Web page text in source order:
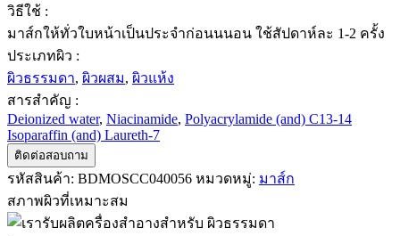
วิธีใช้ :
มาส์กให้ทั่วใบหน้าเป็นประจำก่อนนนอน ใช้สัปดาห์ละ 1-2 ครั้ง
ประเภทผิว :
ผิวธรรมดา, ผิวผสม, ผิวแห้ง
สารสำคัญ :
Deionized water, Niacinamide, Polyacrylamide (and) C13-14
Isoparaffin (and) Laureth-7
ติดต่อสอบถาม
รหัสสินค้า: BDMOSCC040056 หมวดหมู่: มาส์ก
สภาพผิวที่เหมาะสม